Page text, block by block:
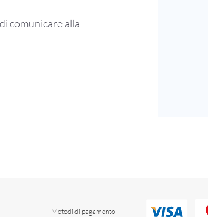
comunicare alla
Metodi di pagamento